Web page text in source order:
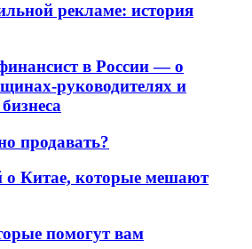
рекламе: история
в России — о
руководителях и
продавать?
о Китае, которые мешают
помогут вам